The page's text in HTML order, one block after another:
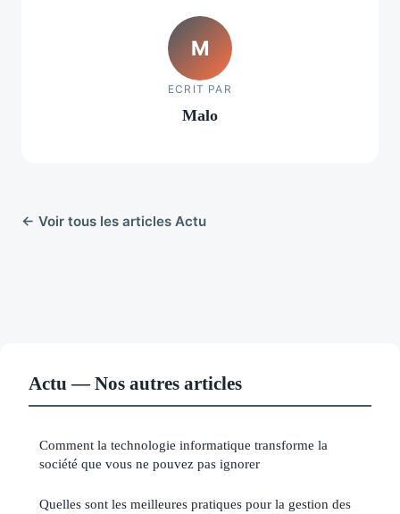
M
ECRIT PAR
Malo
← Voir tous les articles Actu
Actu — Nos autres articles
Comment la technologie informatique transforme la
société que vous ne pouvez pas ignorer
Quelles sont les meilleures pratiques pour la gestion des